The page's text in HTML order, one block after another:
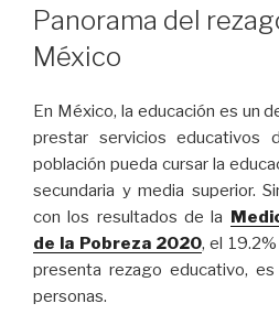
EN
Panorama del
México
En México, la educación es un
prestar servicios educativos
población pueda cursar la
secundaria y media superior.
con los resultados de la
de la Pobreza 2020, el
presenta rezago educativo,
personas.